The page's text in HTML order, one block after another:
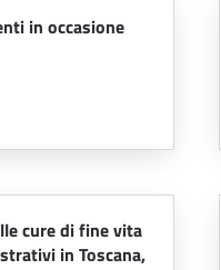
in occasione
cure di fine vita
in Toscana,